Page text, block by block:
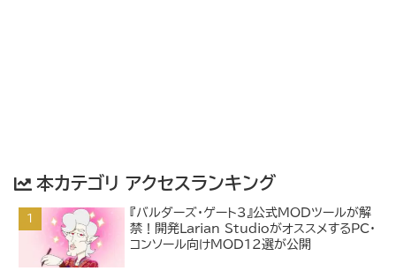
本カテゴリ アクセスランキング
『バルダーズ・ゲート3』公式MODツールが解
禁！開発Larian StudioがオススメするPC・
コンソール向けMOD12選が公開